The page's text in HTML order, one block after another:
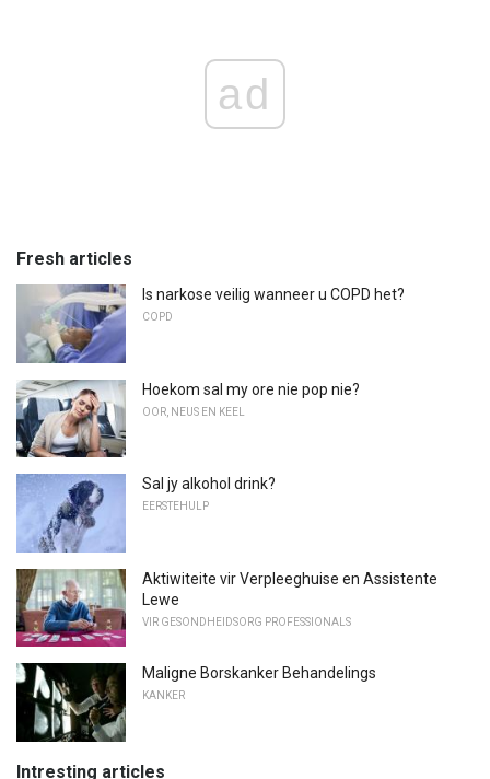
ad
Fresh articles
Is narkose veilig wanneer u COPD het?
COPD
Hoekom sal my ore nie pop nie?
OOR, NEUS EN KEEL
Sal jy alkohol drink?
EERSTEHULP
Aktiwiteite vir Verpleeghuise en Assistente
Lewe
VIR GESONDHEIDSORG PROFESSIONALS
Maligne Borskanker Behandelings
KANKER
Intresting articles